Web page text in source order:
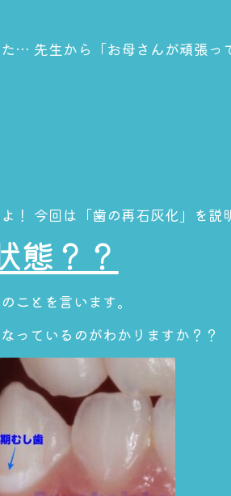
… 先生から「お母さんが頑張っ
！ 今回は「歯の再石灰化」を説
態？？
ことを言います。
っているのがわかりますか？？